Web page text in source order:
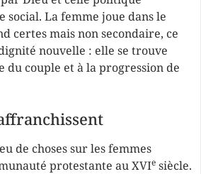
social. La femme joue dans le
certes mais non secondaire, ce
nouvelle : elle se trouve
du couple et à la progression de
de choses sur les femmes
protestante au XVIe siècle.